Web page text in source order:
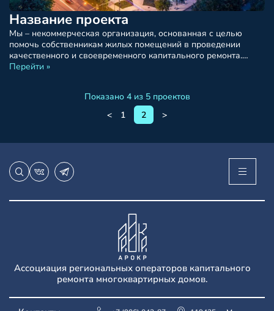
Название проекта
Мы – некоммерческая организация, основанная с целью
помочь собственникам жилых помещений в проведении
качественного и своевременного капитального ремонта.
Наша миссия заключается в создании комфортных и
поддержки, включая финансовую помощь, консультации и
сопровождение процесса ремонта. What is Lorem Ipsum?
Lorem Ipsum is simply dummy text of the […]
Перейти »
Показано 4 из 5 проектов
<
1 2 >
Ассоциация региональных операторов капитального
ремонта многоквартирных домов.